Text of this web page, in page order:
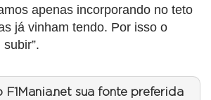
apenas incorporando no teto
já vinham tendo. Por isso o
F1Mania.net sua fonte preferida